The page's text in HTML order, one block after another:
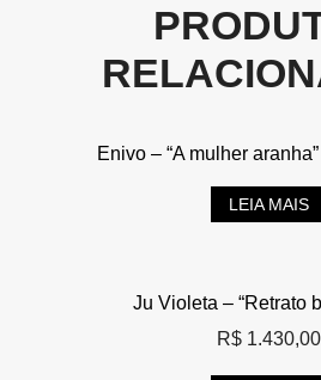
Enivo – “A mulher
LEIA MAIS
Ju Violeta – “Retrato
R$1.430,00